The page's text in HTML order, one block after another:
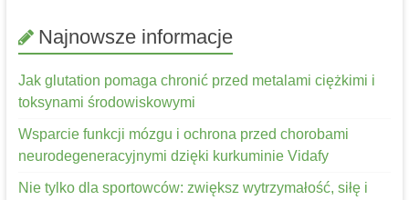
Najnowsze informacje
Jak glutation pomaga chronić przed metalami ciężkimi i
toksynami środowiskowymi
Wsparcie funkcji mózgu i ochrona przed chorobami
neurodegeneracyjnymi dzięki kurkuminie Vidafy
Nie tylko dla sportowców: zwiększ wytrzymałość, siłę i